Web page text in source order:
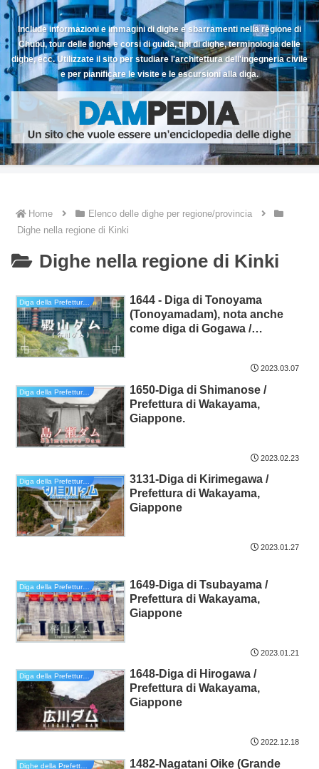
Include informazioni e immagini di dighe e sbarramenti nella regione di
Chubu, tour delle dighe e corsi di guida, tipi di dighe, terminologia delle
dighe, ecc. Utilizzate il sito per studiare l'architettura dell'ingegneria civile
e per pianificare le visite e le escursioni alla diga.
Home
Elenco delle dighe per regione/provincia
Dighe nella regione di Kinki
Dighe nella regione di Kinki
Diga della Prefettura di Wakayama
1644 - Diga di Tonoyama
(Tonoyamadam), nota anche
come diga di Gogawa /
2023.03.07
Diga della Prefettura di Wakayama
1650-Diga di Shimanose /
Prefettura di Wakayama,
Giappone.
2023.02.23
Diga della Prefettura di Wakayama
3131-Diga di Kirimegawa /
Prefettura di Wakayama,
Giappone
2023.01.27
Diga della Prefettura di Wakayama
1649-Diga di Tsubayama /
Prefettura di Wakayama,
Giappone
2023.01.21
Diga della Prefettura di Wakayama
1648-Diga di Hirogawa /
Prefettura di Wakayama,
Giappone
2022.12.18
1482-Nagatani Oike (Grande